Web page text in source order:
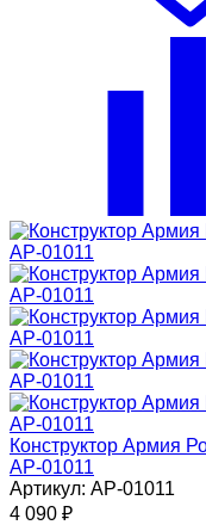
Конструктор Армия
АР-01011
Артикул: АР-01011
4 090 ₽